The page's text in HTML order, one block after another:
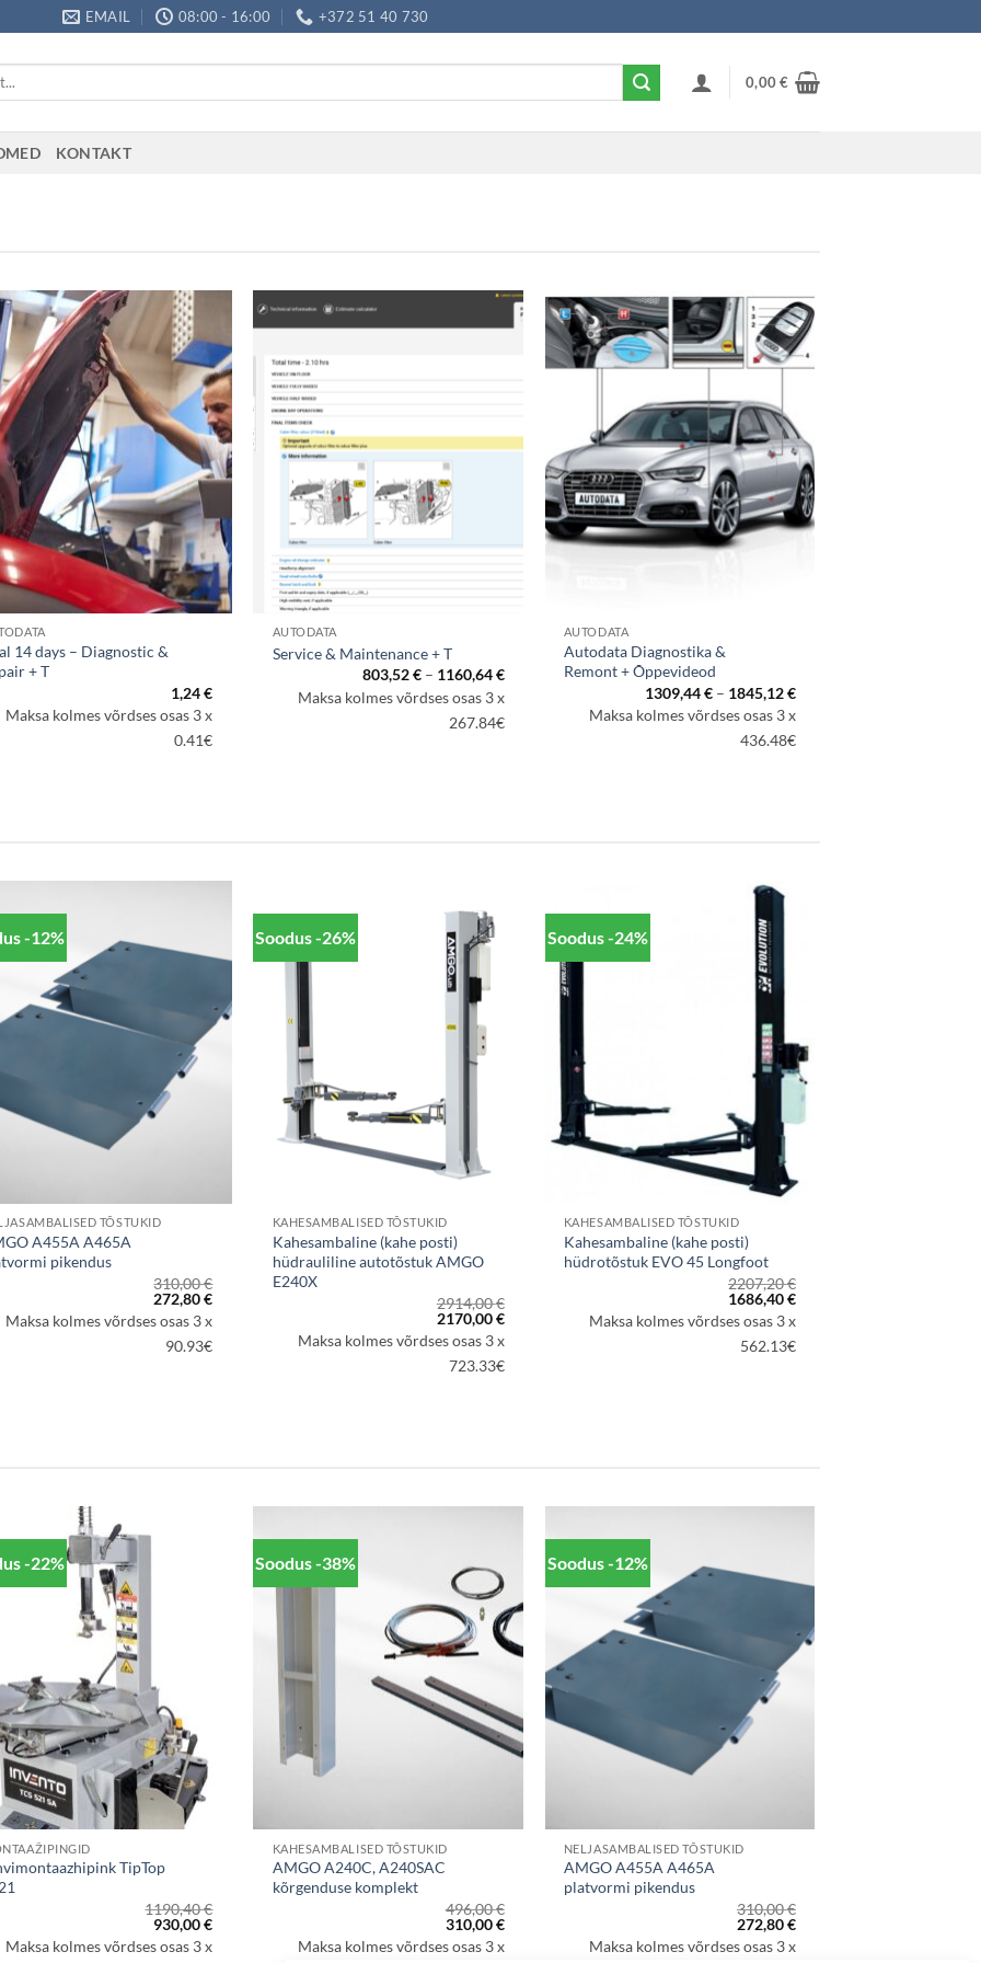
EMAIL 08:00 - 16:00 +372 51 40 730
0,00€
KONTAKT
14 days – Diagnostic &
+ T
1,24€
Maksa kolmes võrdses osas 3 x
0.41€
AUTODATA
Service & Maintenance + T
803,52€ – 1160,64€Hinnavahemik:
kuni
1160,64 €
Maksa kolmes võrdses osas 3 x
267.84€
AUTODATA
Autodata Diagnostika &
Remont + Õppevideod
1309,44€ – 1845,12€Hinnavahemik:
kuni
1845,12 €
Maksa kolmes võrdses osas 3 x
436.48€
-12%
TÕSTUKID
A455A A465A
pikendus
310,00€
Algne
hind
oli:
310,00 €.
272,80€Praegune
on:
272,80 €.
Maksa kolmes võrdses osas 3 x
90.93€
Soodus -26%
KAHESAMBALISED TÕSTUKID
Kahesambaline (kahe posti)
hüdrauliline autotõstuk AMGO
E240X
2914,00€
Algne
oli:
2914,00 €.
2170,00€Praegune
on:
2170,00 €.
Maksa kolmes võrdses osas 3 x
723.33€
Soodus -24%
KAHESAMBALISED TÕSTUKID
Kahesambaline (kahe posti)
hüdrotõstuk EVO 45 Longfoot
2207,20€
Algne
oli:
2207,20 €.
1686,40€Praegune
on:
1686,40 €.
Maksa kolmes võrdses osas 3 x
562.13€
-22%
TipTop
1190,40€
Algne
hind
oli:
930,00€Praegune
on:
Maksa kolmes võrdses osas 3 x
Soodus -38%
KAHESAMBALISED TÕSTUKID
AMGO A240C, A240SAC
kõrgenduse komplekt
496,00€
Algne
hind
oli:
310,00€Praegune
on:
Maksa kolmes võrdses osas 3 x
Soodus -12%
NELJASAMBALISED TÕSTUKID
AMGO A455A A465A
platvormi pikendus
310,00€
Algne
hind
oli:
272,80€Praegune
on:
Maksa kolmes võrdses osas 3 x